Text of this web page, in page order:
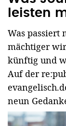
leisten
Was passiert
mächtiger
künftig und
Auf der
neun